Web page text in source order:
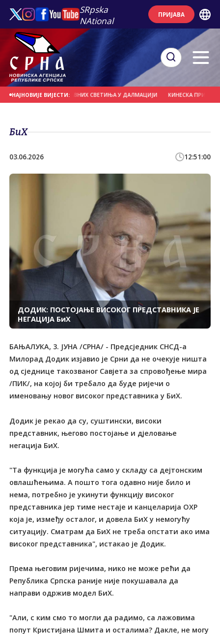
SRpska
NAtional
ПРИЈАВА
НАЈНОВИЈЕ ВИЈЕСТИ:
ДО ПРАВОСЛАВНИХ СВЕТИЊА У ДАЛМАЦИЈИ КИНЕСКА ПРИЛИКА 2.0 -
БиХ
03.06.2026 12:51:00
ДОДИК: ПОСТОЈАЊЕ ВИСОКОГ ПРЕДСТАВНИКА ЈЕ
НЕГАЦИЈА БиХ
БАЊАЛУКА, 3. ЈУНА /СРНА/ - Предсједник СНСД-а
Милорад Додик изјавио је Срни да не очекује ништа
од сједнице такозваног Савјета за спровођење мира
/ПИК/, на којој би требало да буде ријечи о
именовању новог високог представника у БиХ.
Додик је рекао да су, суштински, високи
представник, његово постојање и дјеловање
негација БиХ.
"Та функција је могућа само у складу са дејтонским
овлашћењима. А пошто тога одавно није било и
нема, потребно је укинути функцију високог
представника јер тиме нестаје и канцеларија ОХР
која је, између осталог, и довела БиХ у немогућу
ситуацију. Сматрам да БиХ не треба опстати ако има
високог представника", истакао је Додик.
Према његовим ријечима, нико не може рећи да
Република Српска раније није покушавала да
направи одржив модел БиХ.
"Али, с ким смо то могли да радимо, са лажовима
попут Кристијана Шмита и осталима? Дакле, не могу